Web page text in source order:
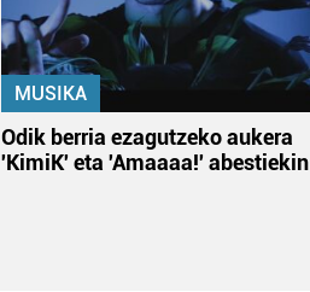
MUSIKA
Odik berria ezagutzeko aukera
'KimiK' eta 'Amaaaa!' abestiekin